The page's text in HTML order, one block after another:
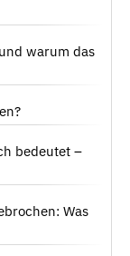
warum das
bedeutet –
Was